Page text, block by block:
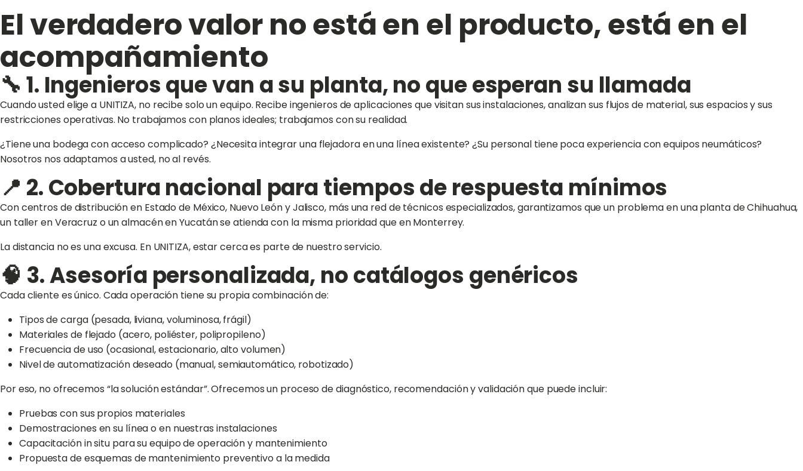
El verdadero valor no está en el producto, está en el
acompañamiento
🔧 1. Ingenieros que van a su planta, no que esperan su llamada
Cuando usted elige a UNITIZA, no recibe solo un equipo. Recibe ingenieros de aplicaciones que visitan sus instalaciones, analizan sus flujos de material, sus espacios y sus
restricciones operativas. No trabajamos con planos ideales; trabajamos con su realidad.
¿Tiene una bodega con acceso complicado? ¿Necesita integrar una flejadora en una línea existente? ¿Su personal tiene poca experiencia con equipos neumáticos?
Nosotros nos adaptamos a usted, no al revés.
📍 2. Cobertura nacional para tiempos de respuesta mínimos
Con centros de distribución en Estado de México, Nuevo León y Jalisco, más una red de técnicos especializados, garantizamos que un problema en una planta de Chihuahua,
un taller en Veracruz o un almacén en Yucatán se atienda con la misma prioridad que en Monterrey.
La distancia no es una excusa. En UNITIZA, estar cerca es parte de nuestro servicio.
🧠 3. Asesoría personalizada, no catálogos genéricos
Cada cliente es único. Cada operación tiene su propia combinación de:
Tipos de carga (pesada, liviana, voluminosa, frágil)
Materiales de flejado (acero, poliéster, polipropileno)
Frecuencia de uso (ocasional, estacionario, alto volumen)
Nivel de automatización deseado (manual, semiautomático, robotizado)
Por eso, no ofrecemos “la solución estándar”. Ofrecemos un proceso de diagnóstico, recomendación y validación que puede incluir:
Pruebas con sus propios materiales
Demostraciones en su línea o en nuestras instalaciones
Capacitación in situ para su equipo de operación y mantenimiento
Propuesta de esquemas de mantenimiento preventivo a la medida